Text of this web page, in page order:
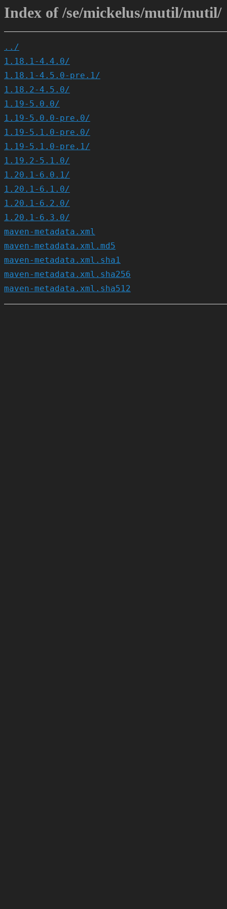
Index of /se/mickelus/mutil/mutil/
../
1.18.1-4.4.0/
1.18.1-4.5.0-pre.1/
1.18.2-4.5.0/
1.19-5.0.0/
1.19-5.0.0-pre.0/
1.19-5.1.0-pre.0/
1.19-5.1.0-pre.1/
1.19.2-5.1.0/
1.20.1-6.0.1/
1.20.1-6.1.0/
1.20.1-6.2.0/
1.20.1-6.3.0/
maven-metadata.xml
maven-metadata.xml.md5
maven-metadata.xml.sha1
maven-metadata.xml.sha256
maven-metadata.xml.sha512